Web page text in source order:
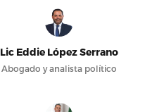
Lic Eddie López Serrano
Abogado y analista político